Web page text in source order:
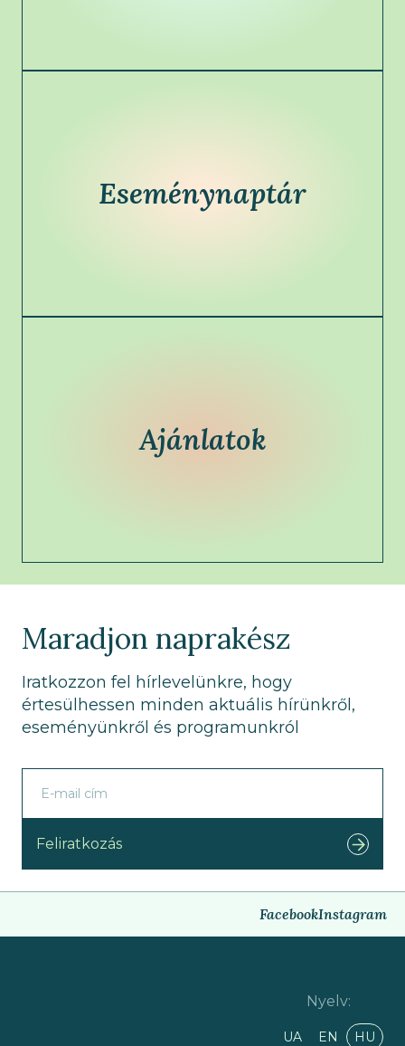
Eseménynaptár
Ajánlatok
Maradjon naprakész
Iratkozzon fel hírlevelünkre, hogy
értesülhessen minden aktuális hírünkről,
eseményünkről és programunkról
Feliratkozás
FacebookInstagram
Nyelv:
UA EN HU